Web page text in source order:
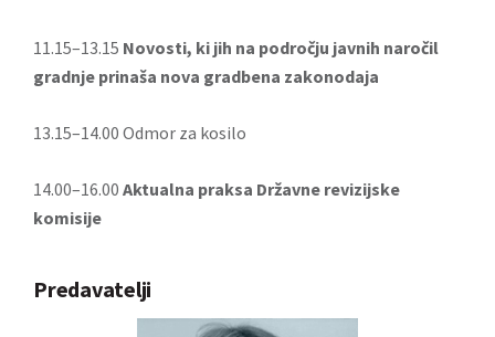
11.15–13.15 Novosti, ki jih na področju javnih naročil
gradnje prinaša nova gradbena zakonodaja
13.15–14.00 Odmor za kosilo
14.00–16.00 Aktualna praksa Državne revizijske
komisije
Predavatelji